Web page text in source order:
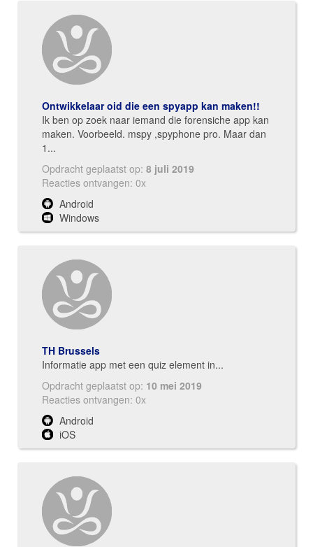
Ontwikkelaar oid die een spyapp kan maken!!
Ik ben op zoek naar iemand die forensiche app kan
maken. Voorbeeld. mspy ,spyphone pro. Maar dan
1...
Opdracht geplaatst op: 8 juli 2019
Reacties ontvangen: 0x
Android
Windows
TH Brussels
Informatie app met een quiz element in...
Opdracht geplaatst op: 10 mei 2019
Reacties ontvangen: 0x
Android
iOS